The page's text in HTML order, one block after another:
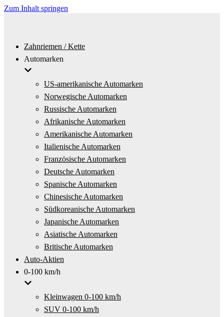
Zum Inhalt springen
Zahnriemen / Kette
Automarken
US-amerikanische Automarken
Norwegische Automarken
Russische Automarken
Afrikanische Automarken
Amerikanische Automarken
Italienische Automarken
Französische Automarken
Deutsche Automarken
Spanische Automarken
Chinesische Automarken
Südkoreanische Automarken
Japanische Automarken
Asiatische Automarken
Britische Automarken
Auto-Aktien
0-100 km/h
Kleinwagen 0-100 km/h
SUV 0-100 km/h